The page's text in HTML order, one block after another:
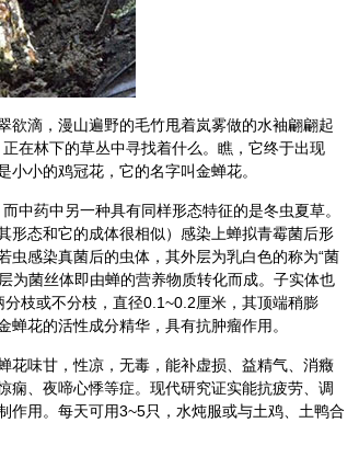
欲滴，漫山遍野的毛竹甩着岚雾做的水袖翩翩起
在林下的草丛中寻找着什么。瞧，它终于出现
小小的鸡冠花 ，它的名字叫金蝉花。
中药中另一种具有同样形态特征的是冬虫夏草。
形态和它的成体很相似）感染上蝉拟青霉菌后形
虫感染真菌后的虫体，其外层为乳白色的称为“菌
为菌丝体即由蝉的营养物质转化而成。子实体也
枝或不分枝，直径0.1~0.2厘米，其顶端稍膨
蝉花的活性成分精华，具有抗肿瘤作用。
花味甘，性凉，无毒，能补虚损、益精气、消癥
痫、夜啼心悸等症。现代研究证实能抗疲劳、调
作用。每天可用3~5只，水炖服或与土鸡、土鸭合